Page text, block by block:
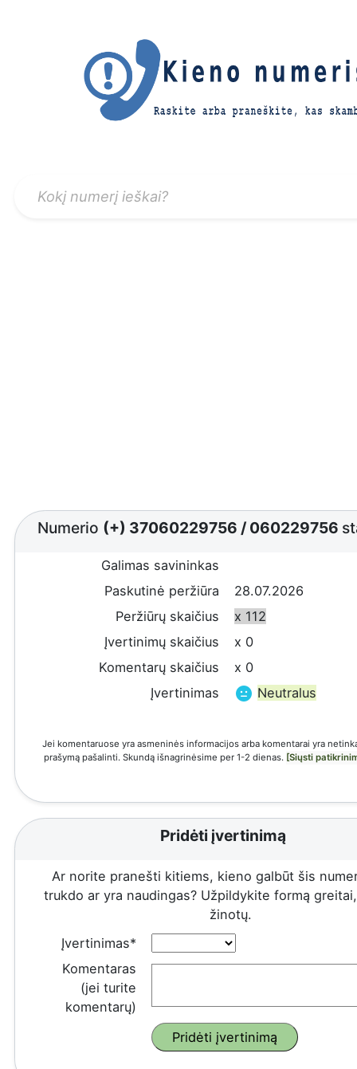
Numerio (+) 37060229756 /060229756
Galimas savininkas
Paskutinė peržiūra
28.07.2026
Peržiūrų skaičius
x 112
Įvertinimų skaičius
x 0
Komentarų skaičius
x 0
Įvertinimas
Neutralus
Jei komentaruose yra asmeninės informacijos arba komentarai yra
prašymą pašalinti. Skundą išnagrinėsime per 1-2 dienas. [Siųsti
Pridėti įvertinimą
Ar norite pranešti kitiems, kieno galbūt šis
trukdo ar yra naudingas? Užpildykite formą
žinotų.
Įvertinimas*
Komentaras
(jei turite
komentarų)